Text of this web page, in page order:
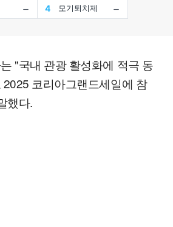
"국내 관광 활성화에 적극 동
코리아그랜드세일에 참
했다.